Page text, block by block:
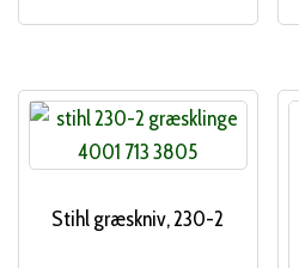
Stihl græskniv, 230-2